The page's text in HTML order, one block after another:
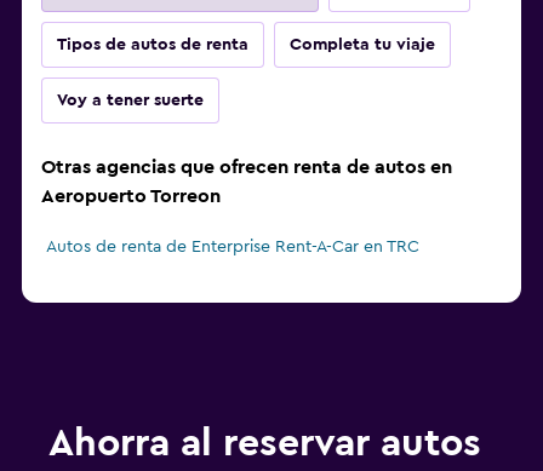
Tipos de autos de renta Completa tu viaje
Voy a tener suerte
Otras agencias que ofrecen renta de autos en
Aeropuerto Torreon
Autos de renta de Enterprise Rent-A-Car en TRC
Ahorra al reservar autos